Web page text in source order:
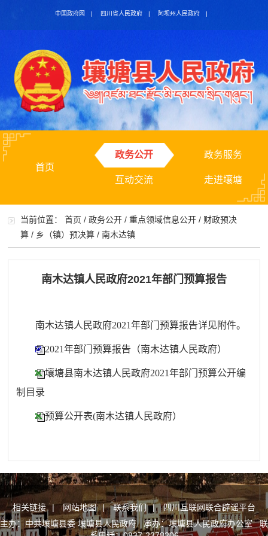
中国政府网 | 四川省人民政府 | 阿坝州人民政府 |
首页
政务公开 政务服务
互动交流 走进壤塘
当前位置：首页 /政务公开 /重点领域信息公开 / 财政预决
算 / 乡（镇）预决算 /南木达镇
南木达镇人民政府2021年部门预算报告
南木达镇人民政府2021年部门预算报告详见附件。
2021年部门预算报告（南木达镇人民政府）
壤塘县南木达镇人民政府2021年部门预算公开编
制目录
预算公开表(南木达镇人民政府）
相关链接 | 网站地图 | 联系我们 |
四川互联网联合辟谣平台
主办：中共壤塘县委 壤塘县人民政府 承办：壤塘县人民政府办公室 联